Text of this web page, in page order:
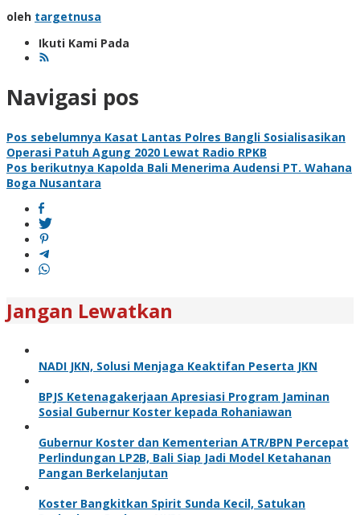
oleh targetnusa
Ikuti Kami Pada
Navigasi pos
Pos sebelumnya Kasat Lantas Polres Bangli Sosialisasikan
Operasi Patuh Agung 2020 Lewat Radio RPKB
Pos berikutnya Kapolda Bali Menerima Audensi PT. Wahana
Boga Nusantara
Jangan Lewatkan
NADI JKN, Solusi Menjaga Keaktifan Peserta JKN
BPJS Ketenagakerjaan Apresiasi Program Jaminan
Sosial Gubernur Koster kepada Rohaniawan
Gubernur Koster dan Kementerian ATR/BPN Percepat
Perlindungan LP2B, Bali Siap Jadi Model Ketahanan
Pangan Berkelanjutan
Koster Bangkitkan Spirit Sunda Kecil, Satukan